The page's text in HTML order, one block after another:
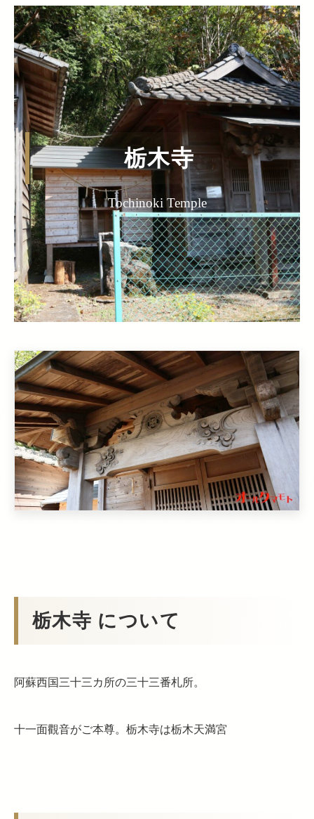
栃木寺
Tochinoki Temple
栃木寺 について
阿蘇西国三十三カ所の三十三番札所。
十一面觀音がご本尊。栃木寺は栃木天満宮